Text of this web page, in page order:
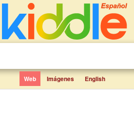
Web Imágenes English